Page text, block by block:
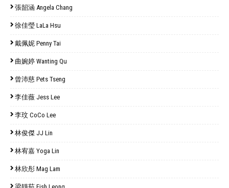
張韶涵 Angela Chang
徐佳瑩 LaLa Hsu
戴佩妮 Penny Tai
曲婉婷 Wanting Qu
曾沛慈 Pets Tseng
李佳薇 Jess Lee
李玟 CoCo Lee
林俊傑 JJ Lin
林宥嘉 Yoga Lin
林欣彤 Mag Lam